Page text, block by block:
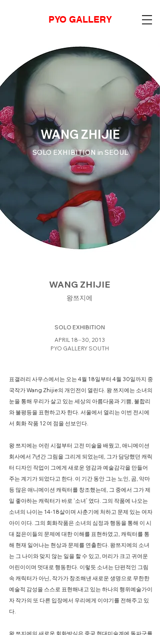
PYO GALLERY
WANG ZHIJIE
SOLO EXHIBITION in SEOUL
WANG ZHIJIE
왕쯔지에
SOLO EXHIBITION
APRIL 18⏤30, 2013
PYO GALLERY SOUTH
표갤러리 사우스에서는 오는 4월 18일부터 4월 30일까지 중
국작가 Wang Zhijie의 개인전이 열린다. 왕 쯔지에는 소녀의
눈을 통해 우리가 살고 있는 세상의 아름다움과 기쁨, 불합리
와 불평등을 표현하고자 한다. 서울에서 열리는 이번 전시에
서 회화 작품 12 여 점을 선보인다.
왕 쯔지에는 어린 시절부터 고전 미술을 배웠고, 애니메이션
회사에서 7년간 그림을 그리게 되었는데, 그가 담당했던 캐릭
터 디자인 작업이 그에게 새로운 영감과 예술감각을 만들어
주는 계기가 되었다고 한다. 이 기간 동안 그는 노인, 곰, 악마
등 많은 애니메이션 캐릭터를 창조했는데, 그 중에서 그가 제
일 좋아하는 캐릭터가 바로 ‘소녀’ 였다. 그의 작품에 나오는
소녀의 나이는 14-18살이며 사춘기에 처하고 문제 있는 여자
아이 이다. 그의 회화작품은 소녀의 심정과 행동을 통해 이 시
대 젊은이들의 문제에 대한 이해를 표현하였고, 캐릭터를 통
해 현재 일어나는 현상과 문제를 연출한다. 왕쯔지에의 소녀
는 그 나이와 맞지 않는 일을 할 수 있고, 머리가 크고 귀여운
어린이이며 멋대로 행동한다. 이렇듯 소녀는 단편적인 그림
속 캐릭터가 아닌, 작가가 창조해낸 새로운 생명으로 무한한
예술적 감성을 스스로 표현해내고 있는 하나의 행위예술가이
자 작가의 또 다른 입장에서 우리에게 이야기를 전해주고 있
다.
왕 쯔지에의 새로운 회화방식은 중국 현대미술계에 돌파구를